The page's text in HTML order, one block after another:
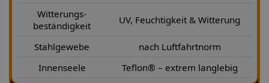
Witterungs-
beständigkeit
UV, Feuchtigkeit & Witterung
Stahlgewebe
nach Luftfahrtnorm
Innenseele
Teflon® – extrem langlebig